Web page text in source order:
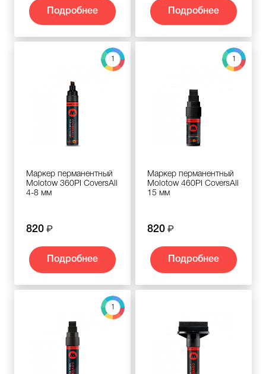
Подробнее Подробнее
1
Маркер перманентный
Molotow 360PI CoversAll
4-8 мм
820
Подробнее
1
Маркер перманентный
Molotow 460PI CoversAll
15 мм
820
Подробнее
1